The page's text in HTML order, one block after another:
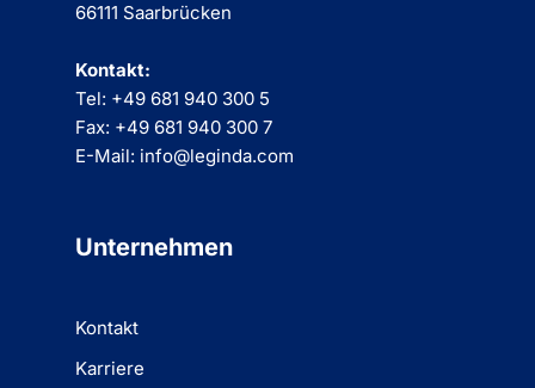
66111 Saarbrücken
Kontakt:
Tel: +49 681 940 300 5
Fax: +49 681 940 300 7
E-Mail: info@leginda.com
Unternehmen
Kontakt
Karriere